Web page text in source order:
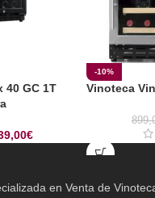
40 GC 1T
€
-10%
Vinoteca
en Venta de